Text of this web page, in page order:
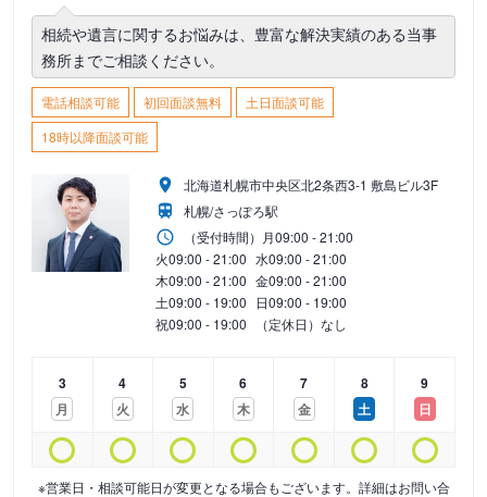
相続や遺言に関するお悩みは、豊富な解決実績のある当事
務所までご相談ください。
電話相談可能 初回面談無料
土日面談可能
18時以降面談可能
北海道札幌市中央区北2条西3-1 敷島ビル3F
札幌/さっぽろ駅
（受付時間） 月09:00 - 21:00
火09:00 - 21:00 水09:00 - 21:00
木09:00 - 21:00 金09:00 - 21:00
土09:00 - 19:00 日09:00 - 19:00
祝09:00 - 19:00 （定休日）なし
3
月
4
火
5
水
6
木
7
金
8
土
9
日
※営業日・相談可能日が変更となる場合もございます。詳細はお問い合